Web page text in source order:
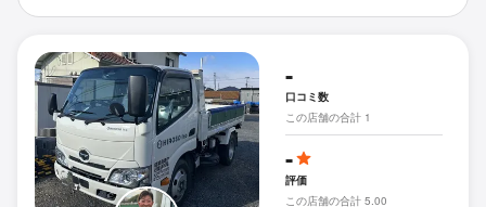
-
口コミ数
この店舗の合計 1
-
評価
この店舗の合計 5.00